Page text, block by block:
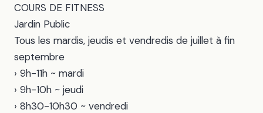
COURS DE FITNESS
Jardin Public
Tous les mardis, jeudis et vendredis de juillet à fin
septembre
› 9h-11h ~ mardi
› 9h-10h ~ jeudi
› 8h30-10h30 ~ vendredi